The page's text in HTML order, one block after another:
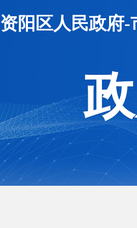
资阳区人民政府